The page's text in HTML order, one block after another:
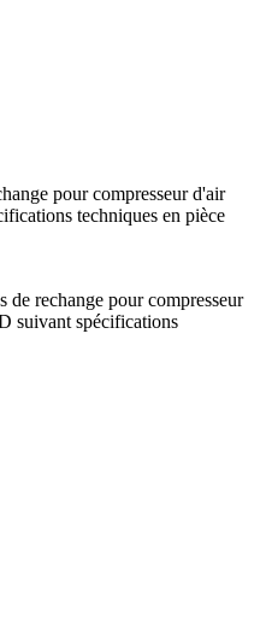
pour compresseur d'air
techniques en pièce
de rechange pour compresseur
suivant spécifications